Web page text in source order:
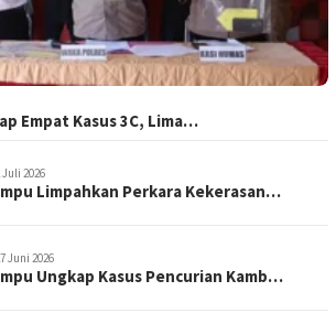
Empat Kasus 3C, Lima…
Juli 2026
Limpahkan Perkara Kekerasan…
Juni 2026
Ungkap Kasus Pencurian Kamb…